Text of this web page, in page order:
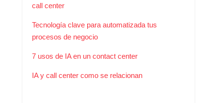
call center
Tecnología clave para automatizada tus
procesos de negocio
7 usos de IA en un contact center
IA y call center como se relacionan